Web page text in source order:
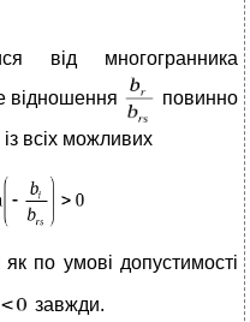
від многогранника
відношення
повинно
всіх можливих
як по умові допустимості
завжди.